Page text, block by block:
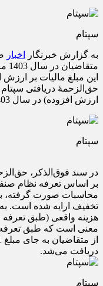
سپتام
به گزارش خبرنگار اخبار
این مبلغ مالیات بر
حق‌الزحمۀ دریافتی
ارزش افزوده) در سال 1403 مبلغ 17،727،251 ریال بوده است.
سپتام
در سند فوق‌الذکر،
بر اساس تعرفه نظام
تخفیف ارایه شده است.
هزینه واقعی (طبق
معنی است که طبق
دریافت می‌شد.
سپتام